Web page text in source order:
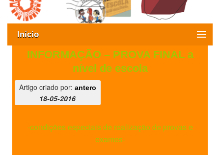
Início
ExamesINFORMAÇÃO – PROVA FINAL a
nível de escola
Artigo criado por: antero
18-05-2016
-condições especiais de realização de provas e
exames-